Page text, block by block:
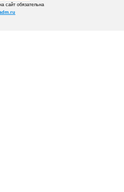
сайт обязательна